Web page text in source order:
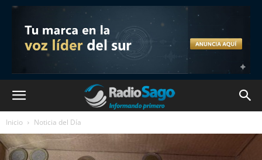
Inicio Noticia del Día